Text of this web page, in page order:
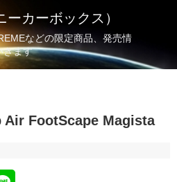
カーボックス）
などの限定商品、発売情
きます
Air FootScape Magista